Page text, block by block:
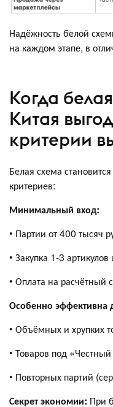
Надёжность белой
на каждом этапе, в
Когда
Китая
критерии
Белая схема
критериев:
Минимальный вход:
• Партии от 400 тысяч
• Закупка 1-3
• Оплата на расчётный
Особенно эффективна
• Объёмных и хрупких
• Товаров под
• Повторных партий
Секрет экономии: При